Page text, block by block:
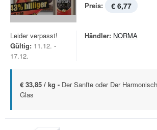
Preis: € 6,77
Leider verpasst!
Gültig: 11.12. -
17.12.
Händler: NORMA
€ 33,85 / kg - Der Sanfte oder Der
Glas